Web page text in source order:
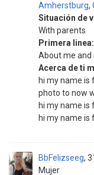
Amherstburg,
Situación de
With parents
Primera linea:
About me
Acerca de ti
hi my name is
photo to now
hi my name is
hi my name is
BbFelizseeg
Mujer